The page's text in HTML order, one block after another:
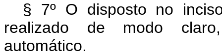
§ 7º O disposto no
realizado de modo
automático.